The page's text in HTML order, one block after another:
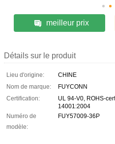
meilleur prix
Détails sur le produit
Lieu d'origine:
CHINE
Nom de marque:
FUYCONN
Certification:
UL 94-V0, ROHS-
14001:2004
Numéro de
modèle:
FUY57009-36P